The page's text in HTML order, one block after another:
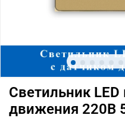
Светильник
движения 220В